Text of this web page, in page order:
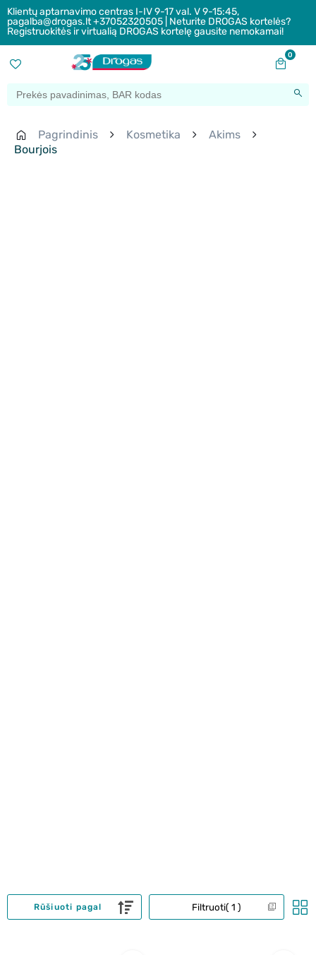
Klientų aptarnavimo centras I-IV 9-17 val. V 9-15:45,
pagalba@drogas.lt +37052320505 | Neturite DROGAS kortelės?
Registruokitės ir virtualią DROGAS kortelę gausite nemokamai!
0
Pagrindinis Kosmetika
Akims
Bourjois
Filtruoti 1
Rūšiuoti pagal